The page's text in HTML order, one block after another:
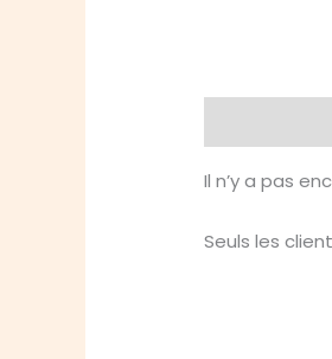
Il n’y a pas
Seuls les